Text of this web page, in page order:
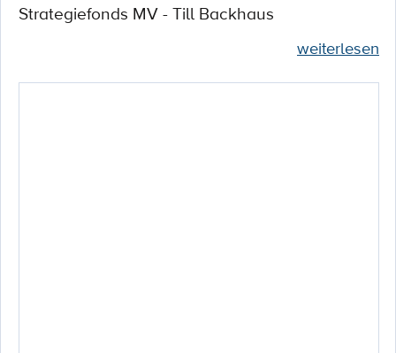
Strategiefonds MV - Till Backhaus
weiterlesen